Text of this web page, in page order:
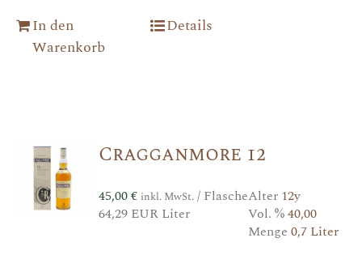
In den
Warenkorb
Details
Cragganmore 12
45,00€ inkl. MwSt./ Flasche
64,29 EUR Liter
Alter 12y
Vol. %40,00
Menge 0,7 Liter